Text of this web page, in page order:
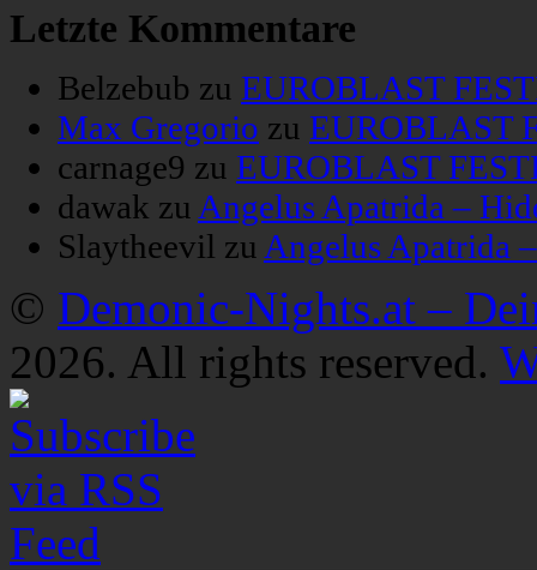
Letzte Kommentare
Belzebub zu EUROBLAST
Max Gregorio zu EUROBLAST
carnage9 zu EUROBLAST
dawak zu Angelus Apatrida –
Slaytheevil zu Angelus Apatrida
© Demonic-Nights.at –
2026. All rights reserved.